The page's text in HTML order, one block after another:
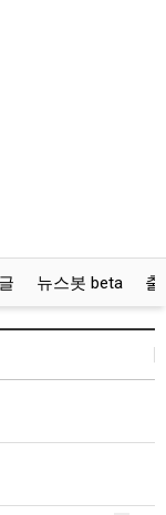
뉴스봇 beta 출